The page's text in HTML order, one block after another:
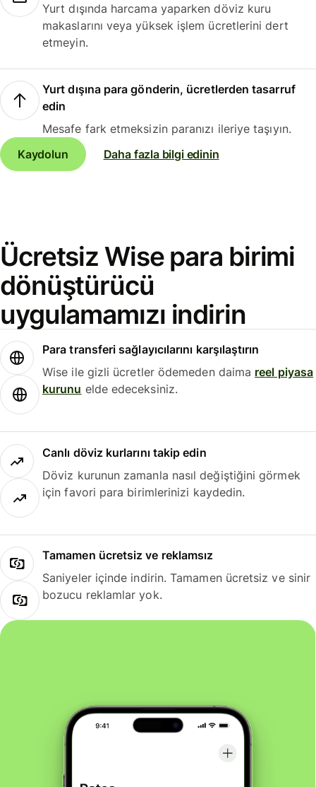
Yurt dışında harcama yaparken döviz kuru
makaslarını veya yüksek işlem ücretlerini dert
etmeyin.
Yurt dışına para gönderin, ücretlerden tasarruf
edin
Mesafe fark etmeksizin paranızı ileriye taşıyın.
Kaydolun
Daha fazla bilgi edinin
Ücretsiz Wise para birimi
dönüştürücü
uygulamamızı indirin
Para transferi sağlayıcılarını karşılaştırın
Wise ile gizli ücretler ödemeden daima reel piyasa
kurunu elde edeceksiniz.
Canlı döviz kurlarını takip edin
Döviz kurunun zamanla nasıl değiştiğini görmek
için favori para birimlerinizi kaydedin.
Tamamen ücretsiz ve reklamsız
Saniyeler içinde indirin. Tamamen ücretsiz ve sinir
bozucu reklamlar yok.